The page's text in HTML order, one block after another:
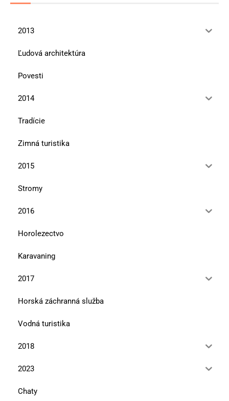
2013
Ľudová architektúra
Povesti
2014
Tradície
Zimná turistika
2015
Stromy
2016
Horolezectvo
Karavaning
2017
Horská záchranná služba
Vodná turistika
2018
2023
Chaty